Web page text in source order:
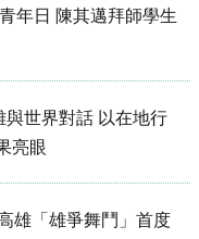
年日 陳其邁拜師學生
與世界對話 以在地行
亮眼
雄「雄爭舞鬥」首度